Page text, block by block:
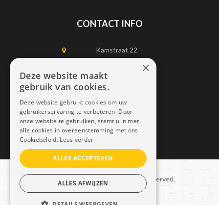
CONTACT INFO
Kamstraat 22
1750 Lennik
0497452898
info@dais.be
Copyright © 2021 Dais. All rights reserved.
Sitemap–GDPR
×
Deze website maakt
gebruik van cookies.
Deze website gebruikt cookies om uw
gebruikerservaring te verbeteren. Door
onze website te gebruiken, stemt u in met
alle cookies in overeenstemming met ons
Cookiebeleid. Lees verder
ALLES ACCEPTEREN
ALLES AFWIJZEN